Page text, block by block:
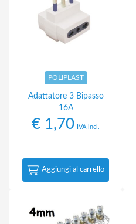
POLIPLAST
Adattatore 3 Bipasso
16A
€ 1,70 IVA incl.
Aggiungi al carrello